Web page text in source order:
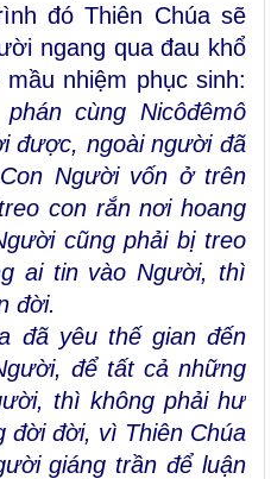
đó Thiên Chúa sẽ
ngang qua đau khổ
nhiệm phục sinh:
cùng Nicôđêmô
được, ngoài người đã
Người vốn ở trên
con rắn nơi hoang
cũng phải bị treo
ai tin vào Người, thì
đời.
đã yêu thế gian đến
để tất cả những
thì không phải hư
đời đời, vì Thiên Chúa
giáng trần để luận